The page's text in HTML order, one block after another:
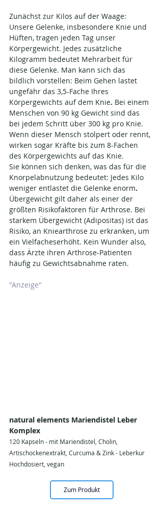
Zunächst zur Kilos auf der Waage:
Unsere Gelenke, insbesondere Knie und
Hüften, tragen jeden Tag unser
Körpergewicht. Jedes zusätzliche
Kilogramm bedeutet Mehrarbeit für
diese Gelenke. Man kann sich das
bildlich vorstellen: Beim Gehen lastet
ungefähr das 3,5-Fache Ihres
Körpergewichts auf dem Knie​. Bei einem
Menschen von 90 kg Gewicht sind das
bei jedem Schritt über 300 kg pro Knie.
Wenn dieser Mensch stolpert oder rennt,
wirken sogar Kräfte bis zum 8-Fachen
des Körpergewichts​ auf das Knie.
Sie können sich denken, was das für die
Knorpelabnutzung bedeutet: Jedes Kilo
weniger entlastet die Gelenke enorm​.
Übergewicht gilt daher als einer der
größten Risikofaktoren für Arthrose. Bei
starkem Übergewicht (Adipositas) ist das
Risiko, an Kniearthrose zu erkranken, um
ein Vielfacheserhöht. Kein Wunder also,
dass Ärzte ihren Arthrose-Patienten
häufig zu Gewichtsabnahme raten.
"Anzeige"
natural elements Mariendistel Leber
Komplex
120 Kapseln - mit Mariendistel, Cholin,
Artischockenextrakt, Curcuma & Zink - Leberkur
Hochdosiert, vegan
Zum Produkt